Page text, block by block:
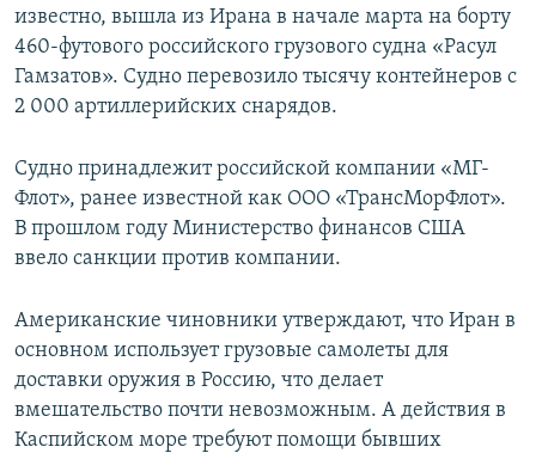
КРЫМ.НЕПОКОРЕННЫЙ
УКРАИНСКАЯ ПРОБЛЕМА КРЫМА
известно, вышла из Ирана в начале марта на борту
460-футового российского грузового судна «Расул
Гамзатов». Судно перевозило тысячу контейнеров с
2 000 артиллерийских снарядов.
Судно принадлежит российской компании «МГ-
Флот», ранее известной как ООО «ТрансМорФлот».
В прошлом году Министерство финансов США
ввело санкции против компании.
Американские чиновники утверждают, что Иран в
основном использует грузовые самолеты для
доставки оружия в Россию, что делает
вмешательство почти невозможным. А действия в
Каспийском море требуют помощи бывших